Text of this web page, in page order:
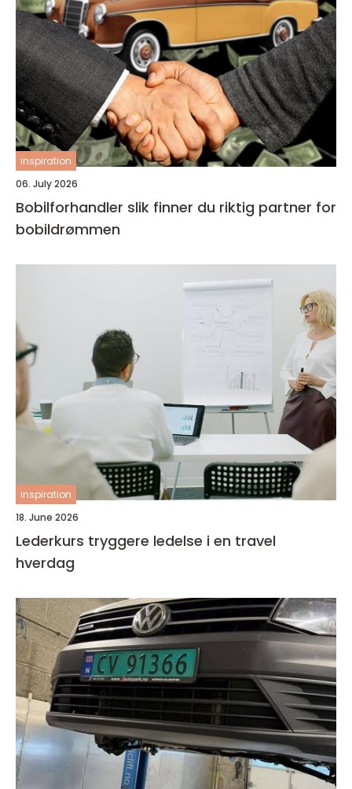
inspiration
06. July 2026
Bobilforhandler slik finner du riktig partner for
bobildrømmen
inspiration
18. June 2026
Lederkurs tryggere ledelse i en travel
hverdag